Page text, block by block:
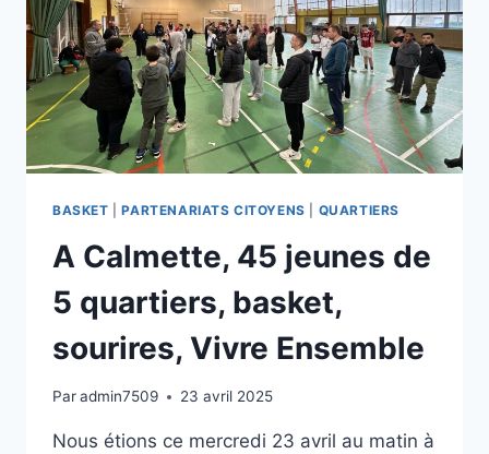
BASKET |PARTENARIATS CITOYENS QUARTIERS
A Calmette, 45 jeunes de
5 quartiers, basket,
sourires, Vivre Ensemble
Paradmin7509 23 avril 2025
Nous étions ce mercredi 23 avril au matin à